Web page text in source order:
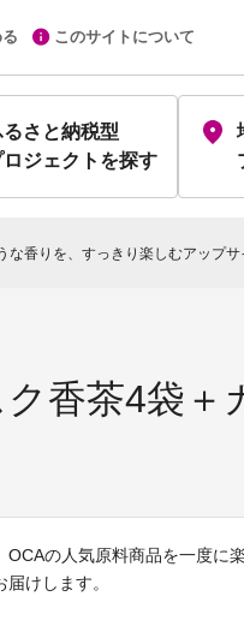
このサイトについて
るさと納税型
ロジェクト を探す
香りを、すっきり楽しむアップサ
香茶4袋
OCAの人気原料商品を一度に
けします。